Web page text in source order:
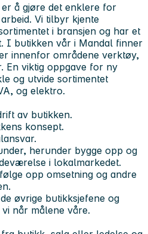
å gjøre det enklere for
Vi tilbyr kjente
i bransjen og har et
I butikken vår i Mandal finner
innenfor områdene verktøy,
En viktig oppgave for ny
og utvide sortimentet
og elektro.
av butikken.
konsept.
herunder bygge opp og
i lokalmarkedet.
opp omsetning og andre
øvrige butikksjefene og
når målene våre.